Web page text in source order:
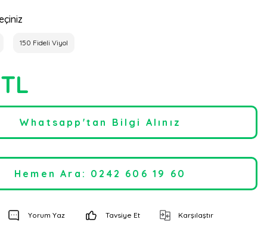
150 Fideli Viyol
Whatsapp'tan Bilgi Alınız
Hemen Ara: 0242 606 19 60
Yorum Yaz Tavsiye Et Karşılaştır